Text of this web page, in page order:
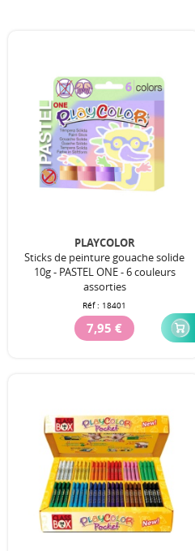
PLAYCOLOR
Sticks de peinture gouache solide
10g - PASTEL ONE - 6 couleurs
assorties
Réf : 18401
7,95 €